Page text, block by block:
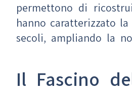
permettono di
hanno caratterizzato
secoli, ampliando la
Il Fascino